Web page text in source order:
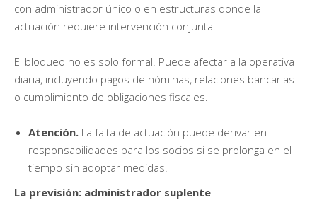
con administrador único o en estructuras donde la
actuación requiere intervención conjunta.
El bloqueo no es solo formal. Puede afectar a la operativa
diaria, incluyendo pagos de nóminas, relaciones bancarias
o cumplimiento de obligaciones fiscales.
Atención. La falta de actuación puede derivar en
responsabilidades para los socios si se prolonga en el
tiempo sin adoptar medidas.
La previsión: administrador suplente